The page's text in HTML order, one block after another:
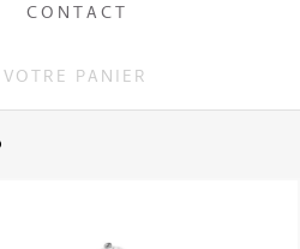
CONTACT
VOTRE PANIER